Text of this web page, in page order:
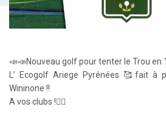
📣📣Nouveau golf pour tenter le Trou en
L’ Ecogolf Ariege Pyrénées 🥰fait à
Wininone !!
A vos clubs !🏌️‍♂️